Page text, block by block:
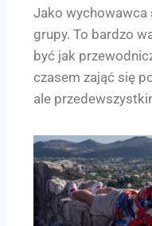
Jako wychowawca
grupy. To bardzo
być jak
czasem zająć się
ale